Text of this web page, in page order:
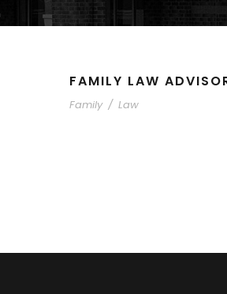
FAMILY LAW
Family / Law